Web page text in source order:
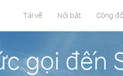
Tải về Nổi bật Cộng
gọi đến